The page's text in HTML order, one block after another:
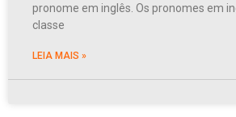
pronome em inglês. Os pronomes em
classe
LEIA MAIS »